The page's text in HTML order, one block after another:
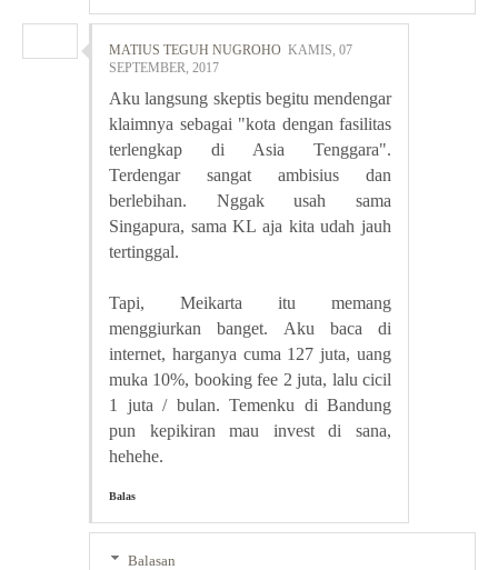
MATIUS TEGUH NUGROHO KAMIS, 07
SEPTEMBER, 2017
Aku langsung skeptis begitu mendengar
klaimnya sebagai "kota dengan fasilitas
terlengkap di Asia Tenggara".
Terdengar sangat ambisius dan
berlebihan. Nggak usah sama
Singapura, sama KL aja kita udah jauh
tertinggal.
Tapi, Meikarta itu memang
menggiurkan banget. Aku baca di
internet, harganya cuma 127 juta, uang
muka 10%, booking fee 2 juta, lalu cicil
1 juta / bulan. Temenku di Bandung
pun kepikiran mau invest di sana,
hehehe.
Balas
Balasan